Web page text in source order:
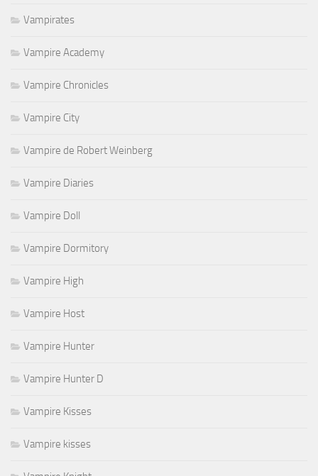
Vampirates
Vampire Academy
Vampire Chronicles
Vampire City
Vampire de Robert Weinberg
Vampire Diaries
Vampire Doll
Vampire Dormitory
Vampire High
Vampire Host
Vampire Hunter
Vampire Hunter D
Vampire Kisses
Vampire kisses